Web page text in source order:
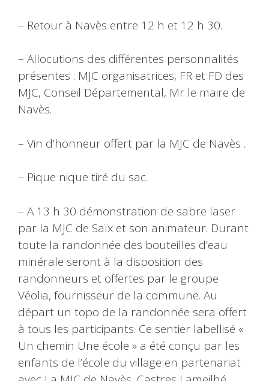
– Retour à Navès entre 12 h et 12 h 30.
– Allocutions des différentes personnalités
présentes : MJC organisatrices, FR et FD des
MJC, Conseil Départemental, Mr le maire de
Navès.
– Vin d’honneur offert par la MJC de Navès .
– Pique nique tiré du sac.
– A 13 h 30 démonstration de sabre laser
par la MJC de Saïx et son animateur. Durant
toute la randonnée des bouteilles d’eau
minérale seront à la disposition des
randonneurs et offertes par le groupe
Véolia, fournisseur de la commune. Au
départ un topo de la randonnée sera offert
à tous les participants. Ce sentier labellisé «
Un chemin Une école » a été conçu par les
enfants de l’école du village en partenariat